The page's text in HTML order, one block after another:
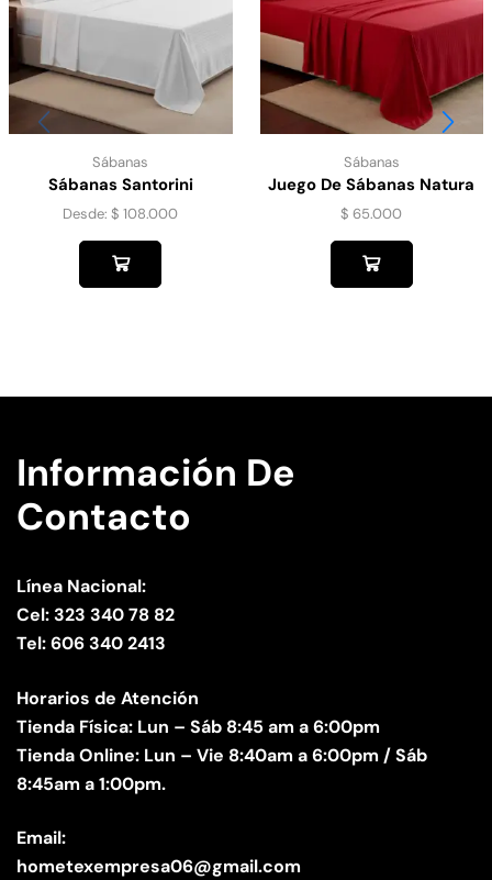
Sábanas
Sábanas Santorini
Desde:$ 108.000
Sábanas
Juego De Sábanas Natura
Queen
$ 65.000
Información De
Contacto
Línea Nacional:
Cel: 323 340 78 82
Tel: 606 340 2413
Horarios de Atención
Tienda Física: Lun – Sáb 8:45 am a 6:00pm
Tienda Online: Lun – Vie 8:40am a 6:00pm / Sáb
8:45am a 1:00pm.
Email:
hometexempresa06@gmail.com